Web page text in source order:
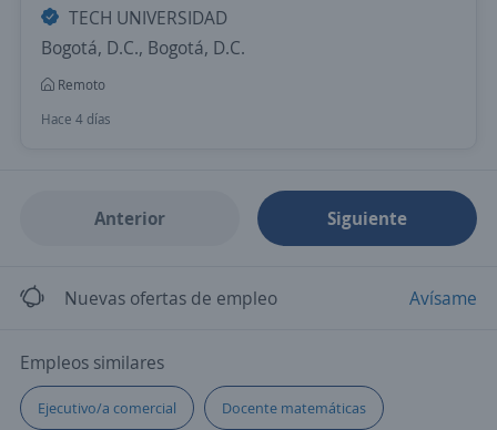
TECH UNIVERSIDAD
Bogotá, D.C., Bogotá, D.C.
Remoto
Hace 4 días
Anterior Siguiente
Nuevas ofertas de empleo Avísame
Empleos similares
Ejecutivo/a comercial Docente matemáticas